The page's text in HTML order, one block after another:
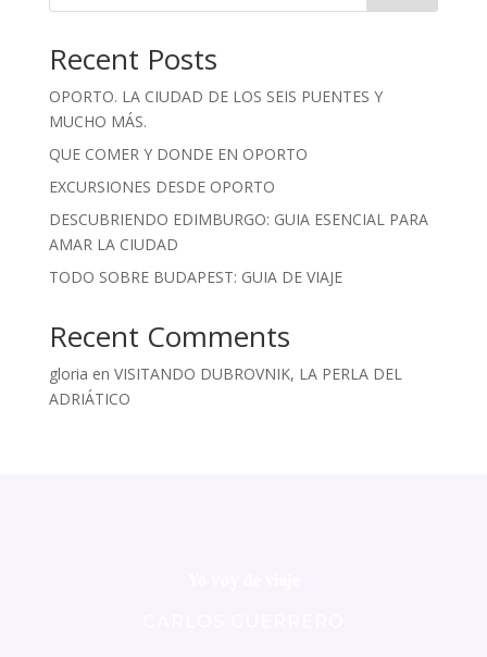
Recent Posts
OPORTO. LA CIUDAD DE LOS SEIS PUENTES Y
MUCHO MÁS.
QUE COMER Y DONDE EN OPORTO
EXCURSIONES DESDE OPORTO
DESCUBRIENDO EDIMBURGO: GUIA ESENCIAL PARA
AMAR LA CIUDAD
TODO SOBRE BUDAPEST: GUIA DE VIAJE
Recent Comments
gloria en VISITANDO DUBROVNIK, LA PERLA DEL
ADRIÁTICO